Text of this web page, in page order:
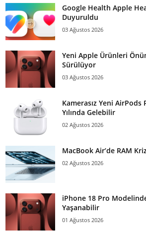
Google Health Apple
Duyuruldu
03 Ağustos 2026
Yeni Apple Ürünleri
Sürülüyor
03 Ağustos 2026
Kamerasız Yeni
Yılında Gelebilir
02 Ağustos 2026
MacBook Air’de RAM
02 Ağustos 2026
iPhone 18 Pro
Yaşanabilir
01 Ağustos 2026